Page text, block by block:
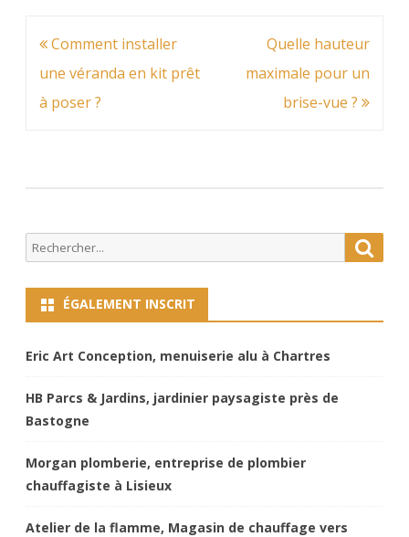
Navigation
de
l’article
Comment installer
une véranda en kit prêt
à poser ?
Quelle hauteur
maximale pour un
brise-vue ?
Search
for:
ÉGALEMENT INSCRIT
Eric Art Conception, menuiserie alu à Chartres
HB Parcs & Jardins, jardinier paysagiste près de
Bastogne
Morgan plomberie, entreprise de plombier
chauffagiste à Lisieux
Atelier de la flamme, Magasin de chauffage vers